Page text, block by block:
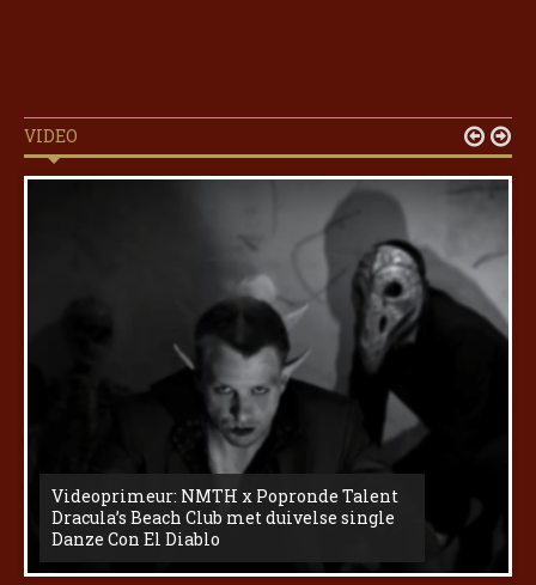
VIDEO
Videoprimeur: NMTH x Popronde Talent
Dracula’s Beach Club met duivelse single
Danze Con El Diablo
 